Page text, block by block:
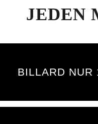
JEDEN
BILLARD NUR